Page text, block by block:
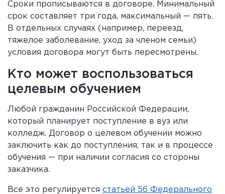
Сроки прописываются в договоре. Минимальный
срок составляет три года, максимальный — пять.
В отдельных случаях (например, переезд,
тяжелое заболевание, уход за членом семьи)
условия договора могут быть пересмотрены.
Кто может воспользоваться
целевым обучением
Любой гражданин Российской Федерации,
который планирует поступление в вуз или
колледж. Договор о целевом обучении можно
заключить как до поступления, так и в процессе
обучения — при наличии согласия со стороны
заказчика.
Все это регулируется статьей 56 Федерального